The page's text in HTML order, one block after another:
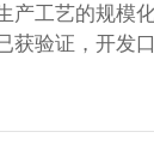
产工艺的规模
获验证，开发